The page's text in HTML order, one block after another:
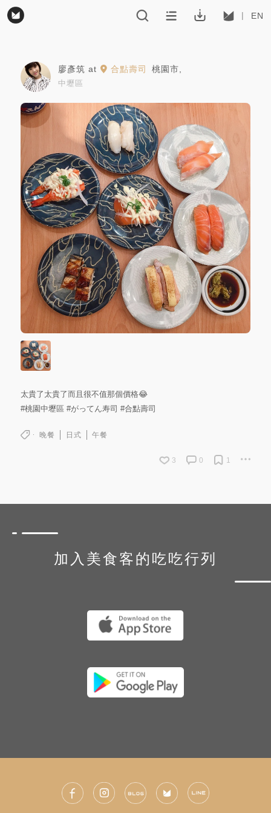
EN
廖彥筑 at 合點壽司 桃園市
中壢區
太貴了太貴了而且很不值那個價格😂
#桃園中壢區 #がってん寿司 #合點壽司
晚餐 日式 午餐
3 0 1
加入美食客的吃吃行列